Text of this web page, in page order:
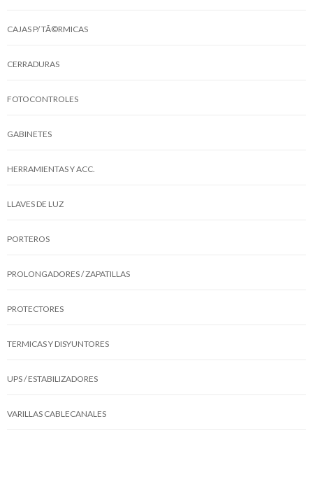
CAJAS P/ TÃ©RMICAS
CERRADURAS
FOTOCONTROLES
GABINETES
HERRAMIENTAS Y ACC.
LLAVES DE LUZ
PORTEROS
PROLONGADORES / ZAPATILLAS
PROTECTORES
TERMICAS Y DISYUNTORES
UPS / ESTABILIZADORES
VARILLAS CABLECANALES